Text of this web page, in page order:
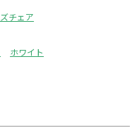
チェア
ホワイト